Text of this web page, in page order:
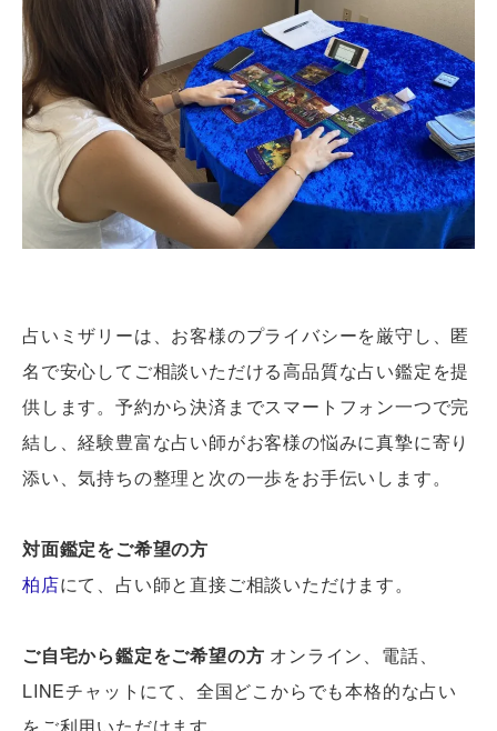
占いミザリーは、お客様のプライバシーを厳守し、匿
名で安心してご相談いただける高品質な占い鑑定を提
供します。予約から決済までスマートフォン一つで完
結し、経験豊富な占い師がお客様の悩みに真摯に寄り
添い、気持ちの整理と次の一歩をお手伝いします。
対面鑑定をご希望の方
柏店にて、占い師と直接ご相談いただけます。
ご自宅から鑑定をご希望の方 オンライン、電話、
LINEチャットにて、全国どこからでも本格的な占い
をご利用いただけます。